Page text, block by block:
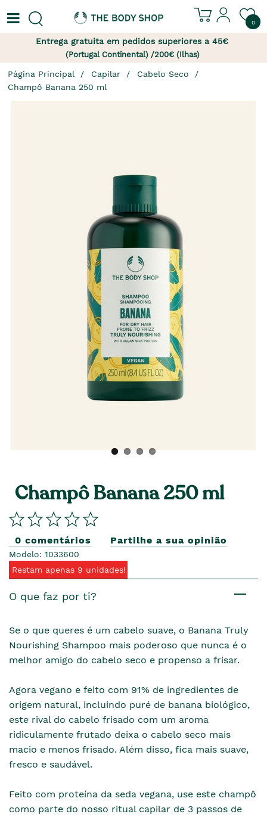
0
Entrega gratuita em pedidos superiores a 45€
(Portugal Continental) /200€ (Ilhas)
Página Principal Capilar
Cabelo Seco
Champô Banana 250 ml
Champô Banana 250 ml
0 comentários Partilhe a sua opinião
Modelo: 1033600
Restam apenas 9 unidades!
O que faz por ti?
Se o que queres é um cabelo suave, o Banana Truly
Nourishing Shampoo mais poderoso que nunca é o
melhor amigo do cabelo seco e propenso a frisar.
Agora vegano e feito com 91% de ingredientes de
origem natural, incluindo puré de banana biológico,
este rival do cabelo frisado com um aroma
ridiculamente frutado deixa o cabelo seco mais
macio e menos frisado. Além disso, fica mais suave,
fresco e saudável.
Feito com proteína da seda vegana, use este champô
como parte do nosso ritual capilar de 3 passos de